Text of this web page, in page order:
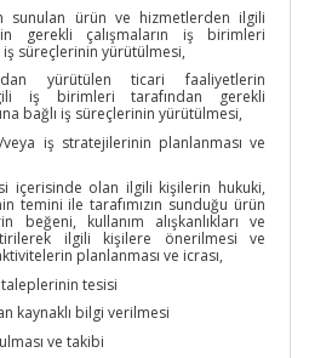
sunulan ürün ve hizmetlerden ilgili
gerekli çalışmaların iş birimleri
iş süreçlerinin yürütülmesi,
yürütülen ticari faaliyetlerin
iş birimleri tarafından gerekli
bağlı iş süreçlerinin yürütülmesi,
iş stratejilerinin planlanması ve
içerisinde olan ilgili kişilerin hukuki,
temini ile tarafımızın sunduğu ürün
kullanım alışkanlıkları ve
ilgili kişilere önerilmesi ve
planlanması ve icrası,
tesisi
kaynaklı bilgi verilmesi
ve takibi